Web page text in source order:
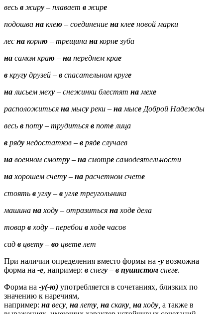
весь в жиру – плавает в жире
подошва на клею – соединение на клее новой марки
лес на корню – трещина на корнезуба
на самом краю – на переднем крае
в кругу друзей – в спасательном круге
на лисьем меху – снежинки блестят на мехе
расположиться на мысу реки – на мысе Доброй Надежды
весь в поту – трудиться в поте лица
в ряду недостатков – в ряде случаев
на военном смотру – на смотре самодеятельности
на хорошем счету – на расчетном счете
стоять в углу – в угле треугольника
машина на ходу – отразиться на ходе дела
товар в ходу – перебои в ходе часов
сад в цвету – во цвете лет
При наличии определения вместо формы на -у возможна
форма на -е, например: в снегу – в пушистом снеге.
Форма на -у(-ю) употребляется в сочетаниях, близких по
значению к наречиям,
например: на весу на лету на скаку на ходу а также в